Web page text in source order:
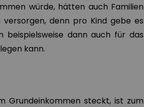
würde, hätten auch Familien
denn pro Kind gebe es
dann auch für das
kann.
Grundeinkommen steckt, ist zum